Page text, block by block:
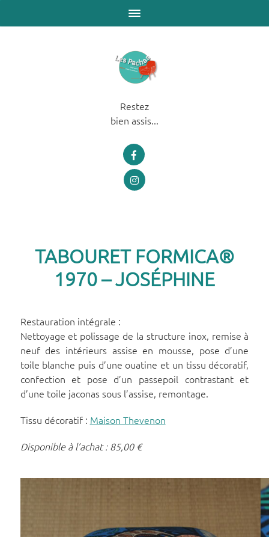
Restez
bien assis...
TABOURET FORMICA®
1970 – JOSÉPHINE
Restauration intégrale :
Nettoyage et polissage de la structure inox, remise à
neuf des intérieurs assise en mousse, pose d’une
toile blanche puis d’une ouatine et un tissu décoratif,
confection et pose d’un passepoil contrastant et
d’une toile jaconas sous l’assise, remontage.
Tissu décoratif : Maison Thevenon
Disponible à l’achat : 85,00 €